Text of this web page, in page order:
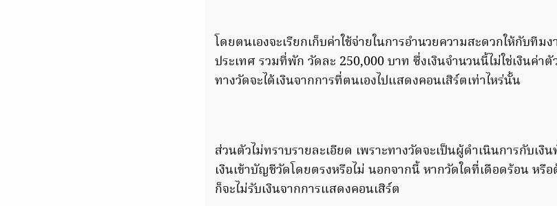
โดยตนเองจะเรียกเก็บค่าใช้จ่ายในการอำนวยความสะดวกให้กับทีม
ประเทศ รวมที่พัก วัดละ 250,000 บาท ซึ่งเงินจำนวนนี้ไม่ใช่เงินค่า
ทางวัดจะได้เงินจากการที่ตนเองไปแสดงคอนเสิร์ตเท่าไหร่นั้น
ส่วนตัวไม่ทราบรายละเอียด เพราะทางวัดจะเป็นผู้ดำเนินการกับเงิ
เงินเข้าบัญชีวัดโดยตรงหรือไม่ นอกจากนี้ หากวัดใดที่เดือดร้อน หรื
ก็จะไม่รับเงินจากการแสดงคอนเสิร์ต